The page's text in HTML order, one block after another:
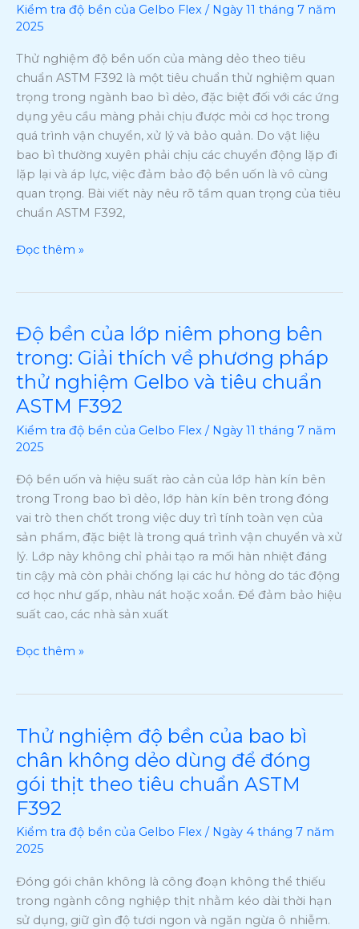
ASTM
F392
Kiểm tra độ bền của Gelbo Flex / Ngày 11 tháng 7 năm
2025
Thử nghiệm độ bền uốn của màng dẻo theo tiêu
chuẩn ASTM F392 là một tiêu chuẩn thử nghiệm quan
trọng trong ngành bao bì dẻo, đặc biệt đối với các ứng
dụng yêu cầu màng phải chịu được mỏi cơ học trong
quá trình vận chuyển, xử lý và bảo quản. Do vật liệu
bao bì thường xuyên phải chịu các chuyển động lặp đi
lặp lại và áp lực, việc đảm bảo độ bền uốn là vô cùng
quan trọng. Bài viết này nêu rõ tầm quan trọng của tiêu
chuẩn ASTM F392,
cơ
bản
độ
bền
uốn
màng
dẻo
Đọc thêm »
Độ bền của lớp niêm phong bên
trong: Giải thích về phương pháp
thử nghiệm Gelbo và tiêu chuẩn
ASTM F392
Kiểm tra độ bền của Gelbo Flex / Ngày 11 tháng 7 năm
2025
Độ bền uốn và hiệu suất rào cản của lớp hàn kín bên
trong Trong bao bì dẻo, lớp hàn kín bên trong đóng
vai trò then chốt trong việc duy trì tính toàn vẹn của
sản phẩm, đặc biệt là trong quá trình vận chuyển và xử
lý. Lớp này không chỉ phải tạo ra mối hàn nhiệt đáng
tin cậy mà còn phải chống lại các hư hỏng do tác động
cơ học như gấp, nhàu nát hoặc xoắn. Để đảm bảo hiệu
suất cao, các nhà sản xuất
Độ
bền
của
lớp
niêm
phong
bên
Giải
thích
về
phương
pháp
thử
nghiệm
Gelbo
tiêu
ASTM
Đọc thêm »
Thử nghiệm độ bền của bao bì
chân không dẻo dùng để đóng
gói thịt theo tiêu chuẩn ASTM
F392
Kiểm tra độ bền của Gelbo Flex / Ngày 4 tháng 7 năm
2025
Đóng gói chân không là công đoạn không thể thiếu
trong ngành công nghiệp thịt nhằm kéo dài thời hạn
sử dụng, giữ gìn độ tươi ngon và ngăn ngừa ô nhiễm.
Thử
nghiệm
độ
bền
của
bao
bì
không
dẻo
dùng